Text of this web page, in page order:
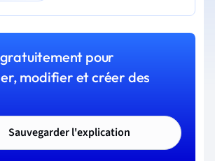
pour
modifier et créer des
Sauvegarder l'explication